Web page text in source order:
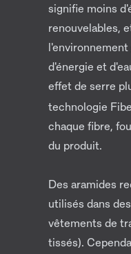
signifie moins
renouvelables,
d'énergie et
effet de serre
technologie
chaque fibre,
du produit.
Des aramides
utilisés dans
vêtements de
tissés).